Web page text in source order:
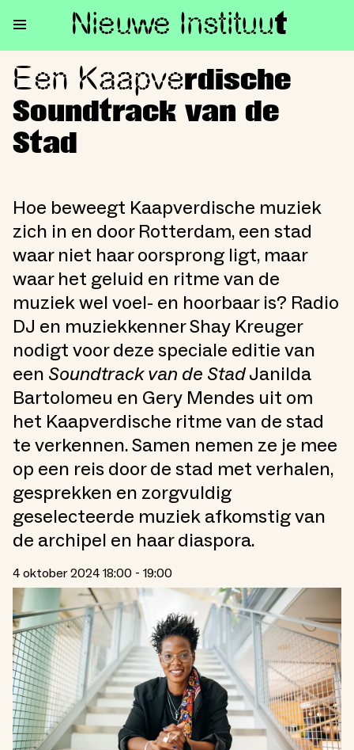
Nieuwe Instituut
Een Kaapverdische
Een Kaapverdische
Soundtrack van de
Stad
Hoe beweegt Kaapverdische muziek
zich in en door Rotterdam, een stad
waar niet haar oorsprong ligt, maar
waar het geluid en ritme van de
muziek wel voel- en hoorbaar is? Radio
DJ en muziekkenner Shay Kreuger
nodigt voor deze speciale editie van
een Soundtrack van de StadJanilda
Bartolomeu en Gery Mendes uit om
het Kaapverdische ritme van de stad
te verkennen. Samen nemen ze je mee
op een reis door de stad met verhalen,
gesprekken en zorgvuldig
geselecteerde muziek afkomstig van
de archipel en haar diaspora.
4 oktober 2024 18:00 - 19:00